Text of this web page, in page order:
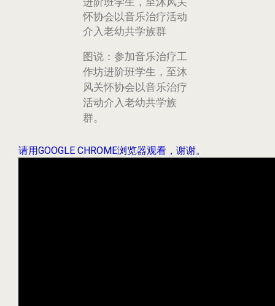
图说：参加音乐治疗工
作坊进阶班学生，至沐
风关怀协会以音乐治疗
活动介入老幼共学族
群。
请用GOOGLE CHROME浏览器观看，谢谢。